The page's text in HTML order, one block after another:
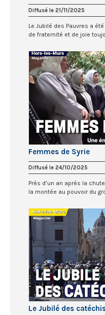
Diffusé le 21/11/2025
Le Jubilé des Pauvres a
de fraternité et de joie
Femmes de Syrie
Diffusé le 24/10/2025
Près d’un an après la
la montée au pouvoir du
Le Jubilé des